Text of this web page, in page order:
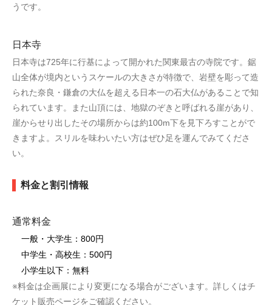
うです。
日本寺
日本寺は725年に行基によって開かれた関東最古の寺院です。鋸
山全体が境内というスケールの大きさが特徴で、岩壁を彫って造
られた奈良・鎌倉の大仏を超える日本一の石大仏があることで知
られています。また山頂には、地獄のぞきと呼ばれる崖があり、
崖からせり出したその場所からは約100m下を見下ろすことがで
きますよ。スリルを味わいたい方はぜひ足を運んでみてくださ
い。
料金と割引情報
通常料金
一般・大学生：800円
中学生・高校生：500円
小学生以下：無料
※料金は企画展により変更になる場合がございます。詳しくはチ
ケット販売ページをご確認ください。